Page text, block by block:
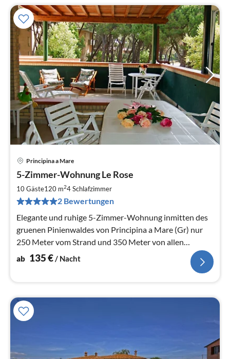
Principina a Mare
5-Zimmer-Wohnung Le Rose
10 Gäste120 m24Schlafzimmer
2 Bewertungen
Elegante und ruhige 5-Zimmer-Wohnung inmitten des
gruenen Pinienwaldes von Principina a Mare (Gr) nur
250 Meter vom Strand und 350 Meter von allen
Geschaeften.
ab 135€/ Nacht